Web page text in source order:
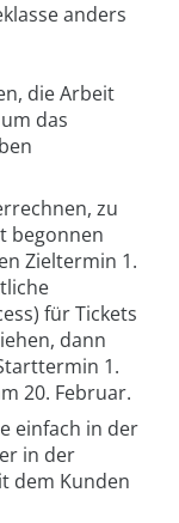
anders
die Arbeit
das
zu
begonnen
Zieltermin 1.
für Tickets
dann
1.
20. Februar.
einfach in der
in der
dem Kunden